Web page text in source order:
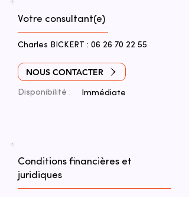
Votre consultant(e)
Charles BICKERT : 06 26 70 22 55
NOUS CONTACTER
Disponibilité : Immédiate
Conditions financières et
juridiques